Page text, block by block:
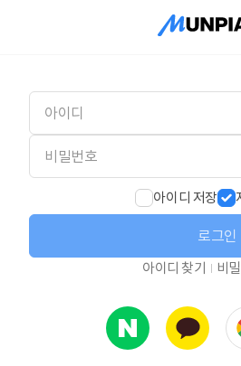
아이디 저장
로그인
아이디 찾기 비